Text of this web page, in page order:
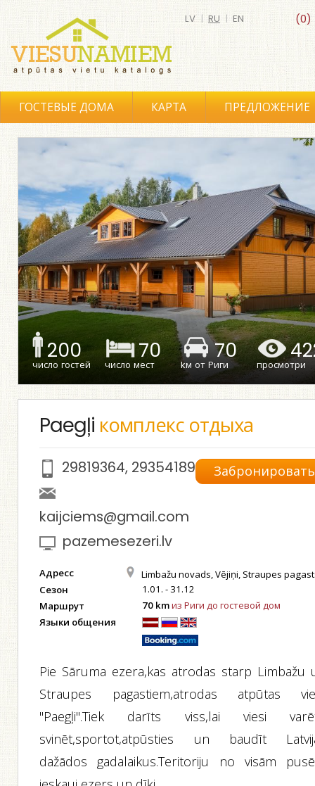
(0)
LV | RU | EN
ГОСТЕВЫЕ ДОМА КАРТА ПРЕДЛОЖЕНИЕ
200
число гостей
70
число мест
70
kм от Риги просмотри
Paegļi комплекс отдыха
Забронировать
29819364, 29354189
kaijciems@gmail.com
pazemesezeri.lv
Адресс Limbažu novads, Vējiņi, Straupes
Сезон 1.01. - 31.12
Маршрут 70 kmиз Риги до гостевой дом
Языки общения
Pie Sāruma ezera,kas atrodas starp Limbažu
Straupes pagastiem,atrodas atpūtas
"Paegļi".Tiek darīts viss,lai viesi
svinēt,sportot,atpūsties un baudīt
dažādos gadalaikus.Teritoriju no visām